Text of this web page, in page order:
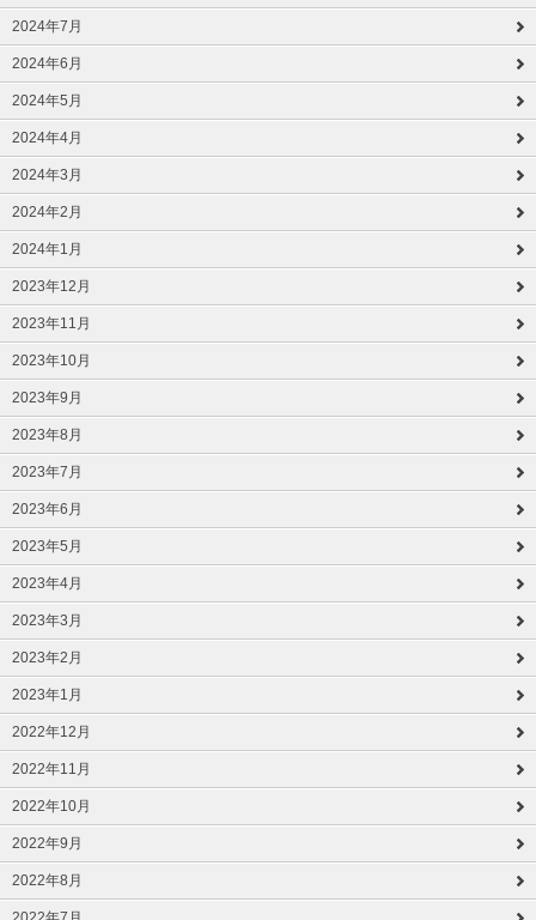
2024年7月
2024年6月
2024年5月
2024年4月
2024年3月
2024年2月
2024年1月
2023年12月
2023年11月
2023年10月
2023年9月
2023年8月
2023年7月
2023年6月
2023年5月
2023年4月
2023年3月
2023年2月
2023年1月
2022年12月
2022年11月
2022年10月
2022年9月
2022年8月